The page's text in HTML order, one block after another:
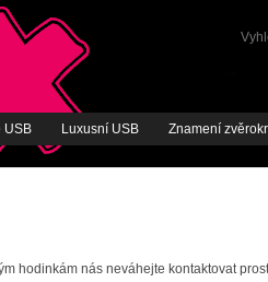
USB Luxusní USB Znamení
hodinkám nás neváhejte kontaktovat